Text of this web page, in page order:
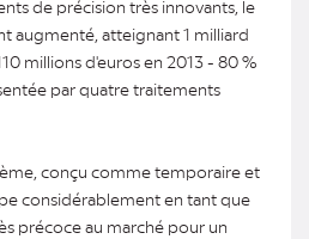
de précision très innovants, le
augmenté, atteignant 1 milliard
millions d'euros en 2013 - 80 %
par quatre traitements
conçu comme temporaire et
considérablement en tant que
précoce au marché pour un